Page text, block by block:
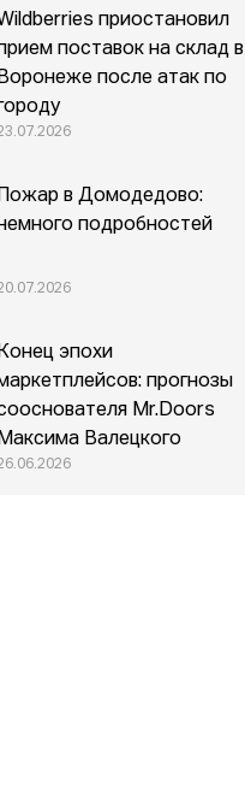
приостановил
поставок на склад в
Воронеже после атак по
Пожар в Домодедово:
подробностей
Конец эпохи
прогнозы
Mr.Doors
Максима Валецкого